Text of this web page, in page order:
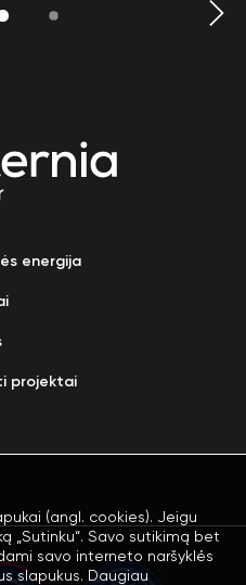
energija
projektai
(angl. cookies). Jeigu
„Sutinku“. Savo sutikimą bet
savo interneto naršyklės
slapukus. Daugiau